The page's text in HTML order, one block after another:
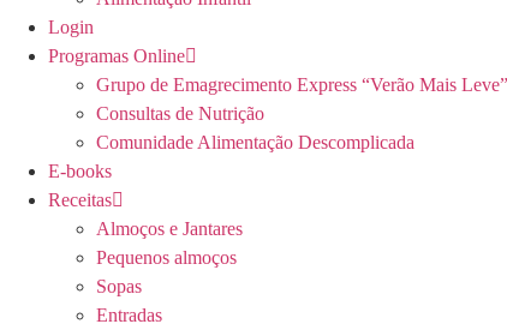
Login
Programas Online
Grupo de Emagrecimento Express “Verão Mais Leve”
Consultas de Nutrição
Comunidade Alimentação Descomplicada
E-books
Receitas
Almoços e Jantares
Pequenos almoços
Sopas
Entradas